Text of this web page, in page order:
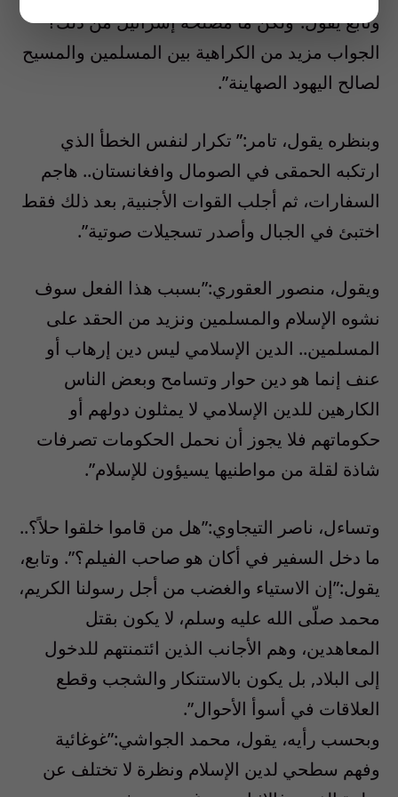
وتابع يقول:”ولكن ما مصلحة إسرائيل من ذلك؟
الجواب مزيد من الكراهية بين المسلمين والمسيح
لصالح اليهود الصهاينة”.
وبنظره يقول، تامر:” تكرار لنفس الخطأ الذي
ارتكبه الحمقى في الصومال وافغانستان.. هاجم
السفارات، ثم أجلب القوات الأجنبية, بعد ذلك فقط
اختبئ في الجبال وأصدر تسجيلات صوتية”.
ويقول، منصور العقوري:”بسبب هذا الفعل سوف
نشوه الإسلام والمسلمين ونزيد من الحقد على
المسلمين.. الدين الإسلامي ليس دين إرهاب أو
عنف إنما هو دين حوار وتسامح وبعض الناس
الكارهين للدين الإسلامي لا يمثلون دولهم أو
حكوماتهم فلا يجوز أن نحمل الحكومات تصرفات
شاذة لقلة من مواطنيها يسيؤون للإسلام”.
وتساءل، ناصر التيجاوي:”هل من قاموا خلقوا حلاً؟..
ما دخل السفير في أكان هو صاحب الفيلم؟”. وتابع،
يقول:”إن الاستياء والغضب من أجل رسولنا الكريم،
محمد صلّى الله عليه وسلم، لا يكون بقتل
المعاهدين، وهم الأجانب الذين ائتمنتهم للدخول
إلى البلاد, بل يكون بالاستنكار والشجب وقطع
العلاقات في أسوأ الأحوال”.
وبحسب رأيه، يقول، محمد الجواشي:”غوغائية
وفهم سطحي لدين الإسلام ونظرة لا تختلف عن